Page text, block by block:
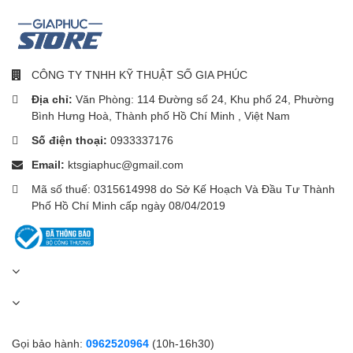
HIIT
Theo dõi nhịp tim dưới nước
Đánh giá mức độ hồi phục cơ thể
🔋 Pin lên đến 21 ngày
Viên pin dung lượng 350mAh cho thời lượng sử dụng:
CÔNG TY TNHH KỸ THUẬT SỐ GIA PHÚC
Địa chỉ: Văn Phòng: 114 Đường số 24, Khu phố 24, Phường
Bình Hưng Hoà, Thành phố Hồ Chí Minh , Việt Nam
Số điện thoại: 0933337176
Email: ktsgiaphuc@gmail.com
Mã số thuế: 0315614998 do Sở Kế Hoạch Và Đầu Tư Thành
Phố Hồ Chí Minh cấp ngày 08/04/2019
Gọi bảo hành: 0962520964 (10h-16h30)